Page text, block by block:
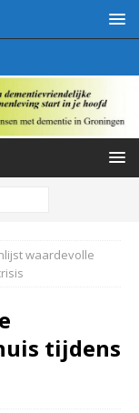
waardevolle
tijdens